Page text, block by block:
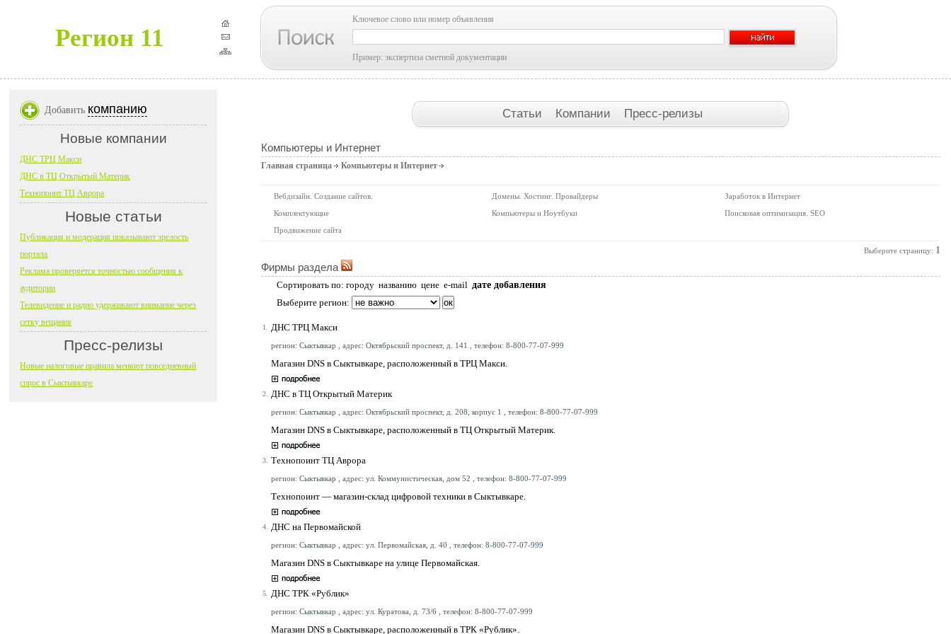
Регион 11
Ключевое слово или номер объявления
Пример: экспертиза сметной документации
Статьи Компании Пресс-релизы
Компьютеры и Интернет
Главная страница Компьютеры и Интернет
Вебдизайн. Создание сайтов. Домены. Хостинг. Провайдеры
Заработок в Интернет
Комплектующие
Компьютеры и Ноутбуки
Поисковая оптимизация. SEO
Продвижение сайта
Выберите страницу: 1
Фирмы раздела
Сортировать по: городу названию цене e-mail дате добавления
Выберите регион:
1. ДНС ТРЦ Макси
регион: Сыктывкар , адрес: Октябрьский проспект, д. 141 , телефон: 8-800-77-07-999
Магазин DNS в Сыктывкаре, расположенный в ТРЦ Макси.
2. ДНС в ТЦ Открытый Материк
регион: Сыктывкар , адрес: Октябрьский проспект, д. 208, корпус 1 , телефон: 8-800-77-07-999
Магазин DNS в Сыктывкаре, расположенный в ТЦ Открытый Материк.
3. Технопоинт ТЦ Аврора
регион: Сыктывкар , адрес: ул. Коммунистическая, дом 52 , телефон: 8-800-77-07-999
Технопоинт — магазин-склад цифровой техники в Сыктывкаре.
4. ДНС на Первомайской
регион: Сыктывкар , адрес: ул. Первомайская, д. 40 , телефон: 8-800-77-07-999
Магазин DNS в Сыктывкаре на улице Первомайская.
5. ДНС ТРК «Рублик»
регион: Сыктывкар , адрес: ул. Куратова, д. 73/6 , телефон: 8-800-77-07-999
Магазин DNS в Сыктывкаре, расположенный в ТРК «Рублик».
Добавить компанию
Новые компании
ДНС ТРЦ Макси
ДНС в ТЦ Открытый Материк
Технопоинт ТЦ Аврора
Новые статьи
Публикация и модерация показывают зрелость
портала
Реклама проверяется точностью сообщения к
аудитории
Телевидение и радио удерживают внимание через
сетку вещания
Пресс-релизы
Новые налоговые правила меняют повседневный
спрос в Сыктывкаре